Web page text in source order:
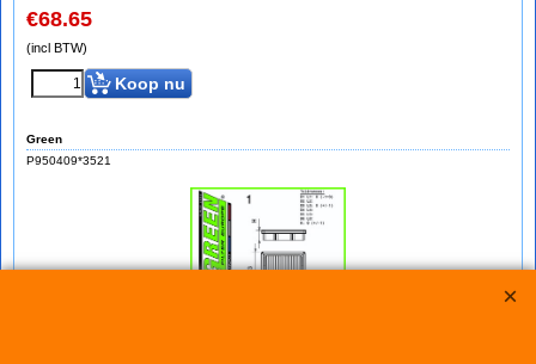
€68.65
(incl BTW)
Koop nu
Green
P950409*3521